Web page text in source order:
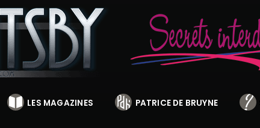
LES MAGAZINES PATRICE DE BRUYNE